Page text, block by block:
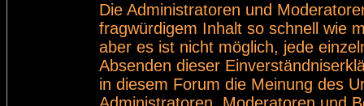
Die Administratoren und
fragwürdigem Inhalt so schnell wie
aber es ist nicht möglich, jede
Absenden dieser
in diesem Forum die Meinung des